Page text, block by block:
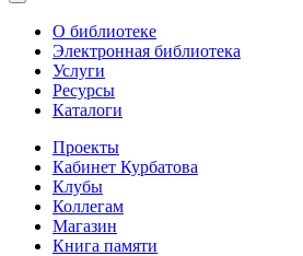
О библиотеке
Электронная библиотека
Услуги
Ресурсы
Каталоги
Проекты
Кабинет Курбатова
Клубы
Коллегам
Магазин
Книга памяти